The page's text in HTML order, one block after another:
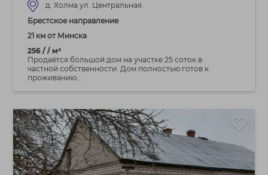
д. Холма ул. Центральная
Брестское направление
21 км от Минска
256 / / м²
Продаётся большой дом на участке 25 соток в
частной собственности. Дом полностью готов к
проживанию...